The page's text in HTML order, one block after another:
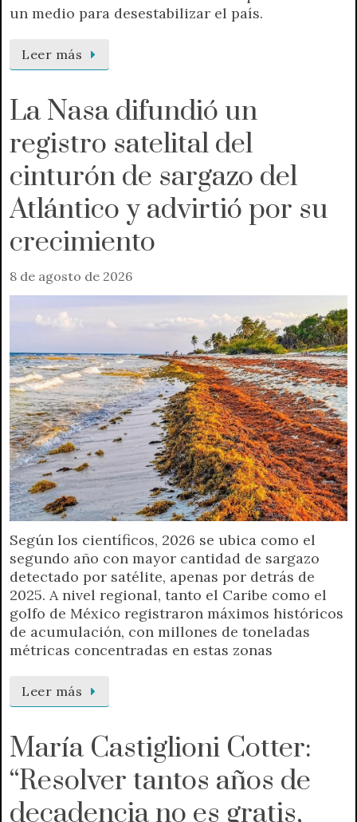
un medio para desestabilizar el país.
Leer más
La Nasa difundió un
registro satelital del
cinturón de sargazo del
Atlántico y advirtió por su
crecimiento
8 de agosto de 2026
Según los científicos, 2026 se ubica como el
segundo año con mayor cantidad de sargazo
detectado por satélite, apenas por detrás de
2025. A nivel regional, tanto el Caribe como el
golfo de México registraron máximos históricos
de acumulación, con millones de toneladas
métricas concentradas en estas zonas
Leer más
María Castiglioni Cotter:
“Resolver tantos años de
decadencia no es gratis,